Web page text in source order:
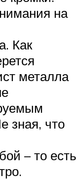
на
Как
металла
зная, что
– то есть